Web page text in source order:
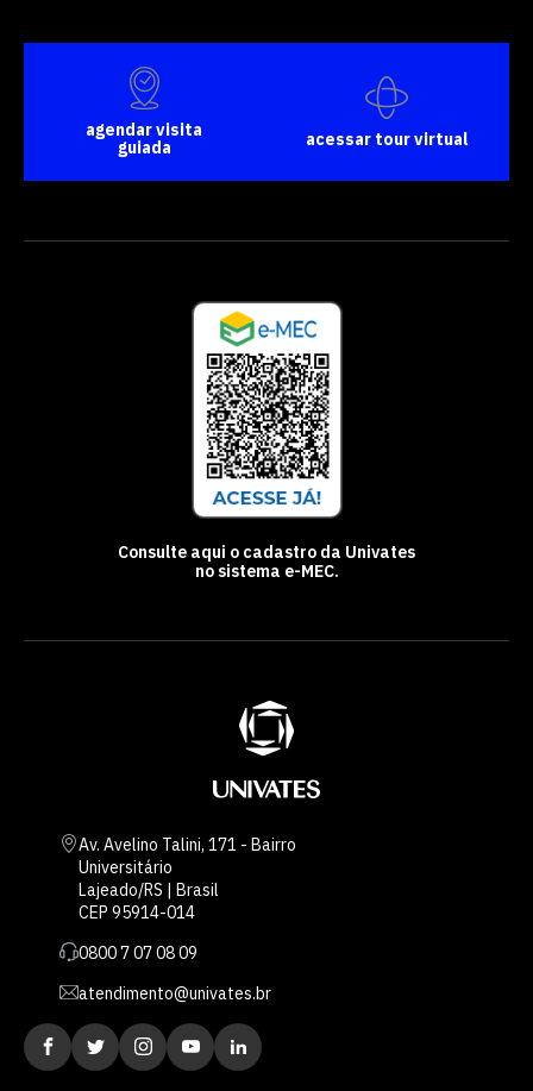
agendar visita
guiada
acessar tour virtual
Consulte aqui o cadastro da Univates
no sistema e-MEC.
Av. Avelino Talini, 171 - Bairro
Universitário
Lajeado/RS | Brasil
CEP 95914-014
0800 7 07 08 09
atendimento@univates.br